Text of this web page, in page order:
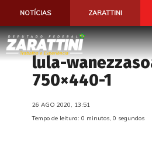
NOTÍCIAS ZARATTINI
lula-
750×440-1
26 AGO 2020, 13:51
Tempo de leitura: 0 minutos, 0 segundos